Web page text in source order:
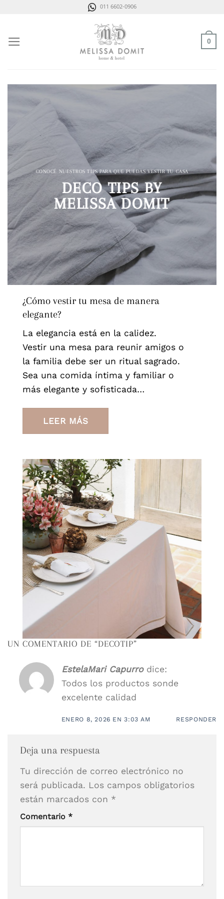
011 6602-0906
0
CONOCÉ NUESTROS TIPS PARA QUE PUEDAS VESTIR TU CASA
DECO TIPS BY
MELISSA DOMIT
¿Cómo vestir tu mesa de manera
elegante?
La elegancia está en la calidez.
Vestir una mesa para reunir amigos o
la familia debe ser un ritual sagrado.
Sea una comida íntima y familiar o
más elegante y sofisticada…
LEER MÁS
UN COMENTARIO DE “DECOTIP”
EstelaMari Capurro dice:
Todos los productos sonde
excelente calidad
ENERO 8, 2026 EN 3:03 AM RESPONDER
Deja una respuesta
Tu dirección de correo electrónico no
será publicada. Los campos obligatorios
están marcados con *
Comentario *